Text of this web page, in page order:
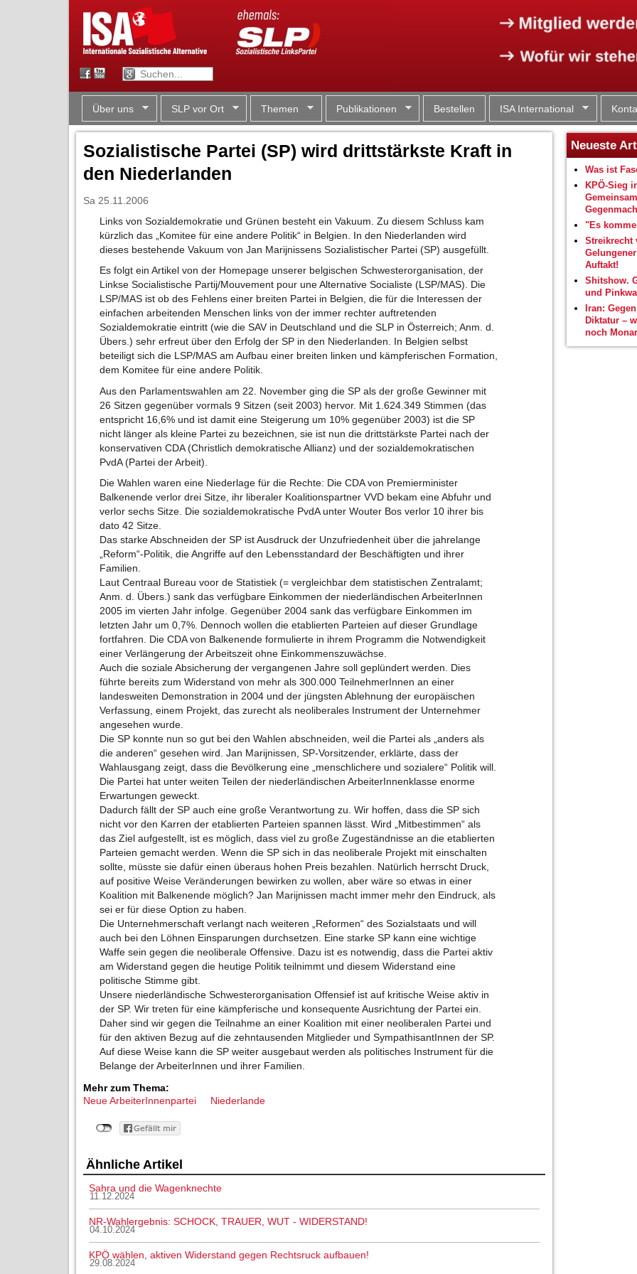
Über uns SLP vor Ort Themen Publikationen Bestellen ISA International
Sozialistische Partei (SP) wird drittstärkste Kraft in
den Niederlanden
Sa 25.11.2006
Links von Sozialdemokratie und Grünen besteht ein Vakuum. Zu diesem Schluss kam
kürzlich das „Komitee für eine andere Politik“ in Belgien. In den Niederlanden wird
dieses bestehende Vakuum von Jan Marijnissens Sozialistischer Partei (SP) ausgefüllt.
Es folgt ein Artikel von der Homepage unserer belgischen Schwesterorganisation, der
Linkse Socialistische Partij/Mouvement pour une Alternative Socialiste (LSP/MAS). Die
LSP/MAS ist ob des Fehlens einer breiten Partei in Belgien, die für die Interessen der
einfachen arbeitenden Menschen links von der immer rechter auftretenden
Sozialdemokratie eintritt (wie die SAV in Deutschland und die SLP in Österreich; Anm. d.
Übers.) sehr erfreut über den Erfolg der SP in den Niederlanden. In Belgien selbst
beteiligt sich die LSP/MAS am Aufbau einer breiten linken und kämpferischen Formation,
dem Komitee für eine andere Politik.
Aus den Parlamentswahlen am 22. November ging die SP als der große Gewinner mit
26 Sitzen gegenüber vormals 9 Sitzen (seit 2003) hervor. Mit 1.624.349 Stimmen (das
entspricht 16,6% und ist damit eine Steigerung um 10% gegenüber 2003) ist die SP
nicht länger als kleine Partei zu bezeichnen, sie ist nun die drittstärkste Partei nach der
konservativen CDA (Christlich demokratische Allianz) und der sozialdemokratischen
PvdA (Partei der Arbeit).
Die Wahlen waren eine Niederlage für die Rechte: Die CDA von Premierminister
Balkenende verlor drei Sitze, ihr liberaler Koalitionspartner VVD bekam eine Abfuhr und
verlor sechs Sitze. Die sozialdemokratische PvdA unter Wouter Bos verlor 10 ihrer bis
dato 42 Sitze.
Das starke Abschneiden der SP ist Ausdruck der Unzufriedenheit über die jahrelange
„Reform“-Politik, die Angriffe auf den Lebensstandard der Beschäftigten und ihrer
Familien.
Laut Centraal Bureau voor de Statistiek (= vergleichbar dem statistischen Zentralamt;
Anm. d. Übers.) sank das verfügbare Einkommen der niederländischen ArbeiterInnen
2005 im vierten Jahr infolge. Gegenüber 2004 sank das verfügbare Einkommen im
letzten Jahr um 0,7%. Dennoch wollen die etablierten Parteien auf dieser Grundlage
fortfahren. Die CDA von Balkenende formulierte in ihrem Programm die Notwendigkeit
einer Verlängerung der Arbeitszeit ohne Einkommenszuwächse.
Auch die soziale Absicherung der vergangenen Jahre soll geplündert werden. Dies
führte bereits zum Widerstand von mehr als 300.000 TeilnehmerInnen an einer
landesweiten Demonstration in 2004 und der jüngsten Ablehnung der europäischen
Verfassung, einem Projekt, das zurecht als neoliberales Instrument der Unternehmer
angesehen wurde.
Die SP konnte nun so gut bei den Wahlen abschneiden, weil die Partei als „anders als
die anderen“ gesehen wird. Jan Marijnissen, SP-Vorsitzender, erklärte, dass der
Wahlausgang zeigt, dass die Bevölkerung eine „menschlichere und sozialere“ Politik will.
Die Partei hat unter weiten Teilen der niederländischen ArbeiterInnenklasse enorme
Erwartungen geweckt.
Dadurch fällt der SP auch eine große Verantwortung zu. Wir hoffen, dass die SP sich
nicht vor den Karren der etablierten Parteien spannen lässt. Wird „Mitbestimmen“ als
das Ziel aufgestellt, ist es möglich, dass viel zu große Zugeständnisse an die etablierten
Parteien gemacht werden. Wenn die SP sich in das neoliberale Projekt mit einschalten
sollte, müsste sie dafür einen überaus hohen Preis bezahlen. Natürlich herrscht Druck,
auf positive Weise Veränderungen bewirken zu wollen, aber wäre so etwas in einer
Koalition mit Balkenende möglich? Jan Marijnissen macht immer mehr den Eindruck, als
sei er für diese Option zu haben.
Die Unternehmerschaft verlangt nach weiteren „Reformen“ des Sozialstaats und will
auch bei den Löhnen Einsparungen durchsetzen. Eine starke SP kann eine wichtige
Waffe sein gegen die neoliberale Offensive. Dazu ist es notwendig, dass die Partei aktiv
am Widerstand gegen die heutige Politik teilnimmt und diesem Widerstand eine
politische Stimme gibt.
Unsere niederländische Schwesterorganisation Offensief ist auf kritische Weise aktiv in
der SP. Wir treten für eine kämpferische und konsequente Ausrichtung der Partei ein.
Daher sind wir gegen die Teilnahme an einer Koalition mit einer neoliberalen Partei und
für den aktiven Bezug auf die zehntausenden Mitglieder und SympathisantInnen der SP.
Auf diese Weise kann die SP weiter ausgebaut werden als politisches Instrument für die
Belange der ArbeiterInnen und ihrer Familien.
Mehr zum Thema:
Neue ArbeiterInnenpartei
Niederlande
Ähnliche Artikel
Sahra und die Wagenknechte
11.12.2024
NR-Wahlergebnis: SCHOCK, TRAUER, WUT - WIDERSTAND!
04.10.2024
KPÖ wählen, aktiven Widerstand gegen Rechtsruck aufbauen!
29.08.2024
Neueste
Was ist
KPÖ-Sieg
"Es
Streikrecht
Auftakt!
Shitshow.
und
Iran:
Diktatur –
noch